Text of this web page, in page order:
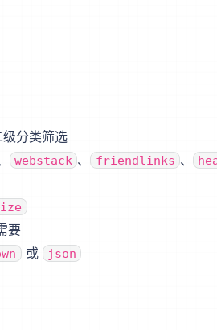
分类筛选
webstack 、 friendlinks 、
要
或 json